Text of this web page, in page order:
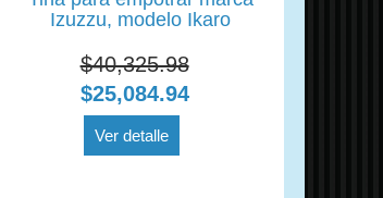
Izuzzu, modelo Ikaro
$40,325.98
$25,084.94
Ver detalle